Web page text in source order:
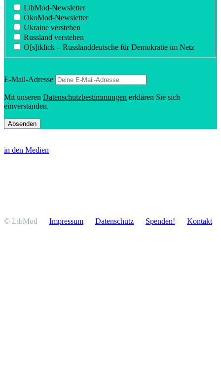
LibMod-Newsletter
ÖkoMod-Newsletter
Ukraine verstehen
Russland verstehen
O[s]tklick – Russland­deutsche für Demokratie im Netz
E‑Mail-Adresse
Mit unseren Daten­schutz­be­stim­mungen erklären Sie sich
einverstanden.
in den Medien
© LibMod Impressum Daten­schutz Spenden! Kontakt